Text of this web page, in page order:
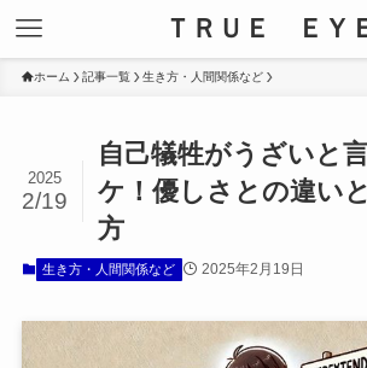
ＴＲＵＥ ＥＹ
ホーム 記事一覧 生き方・人間関係など
自己犠牲がうざいと
ケ！優しさとの違い
方
2025
2/19
生き方・人間関係など 2025年2月19日